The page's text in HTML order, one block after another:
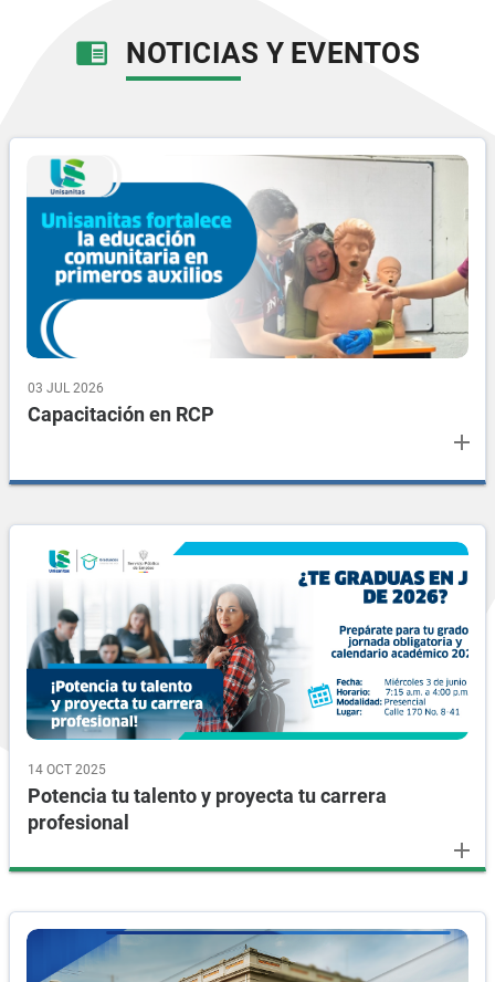
NOTICIAS Y EVENTOS
03 JUL 2026
Capacitación en RCP
add
14 OCT 2025
Potencia tu talento y proyecta tu carrera
profesional
add